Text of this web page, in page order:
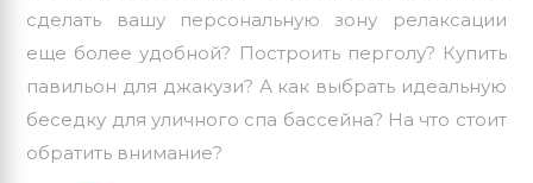
сделать вашу персональную зону релаксации
еще более удобной? Построить перголу? Купить
павильон для джакузи? А как выбрать идеальную
беседку для уличного спа бассейна? На что стоит
обратить внимание?